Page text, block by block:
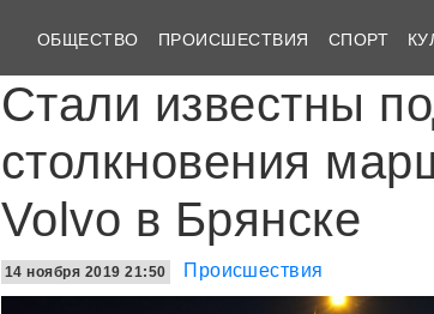
ОБЩЕСТВО ПРОИСШЕСТВИЯ СПОРТ
Стали известны
столкновения
Volvo в Брянске
14 ноября 2019 21:50 Происшествия